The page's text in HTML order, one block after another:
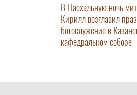
В Пасхальную ночь
Кирилл возглавил
богослужение в
кафедральном соборе